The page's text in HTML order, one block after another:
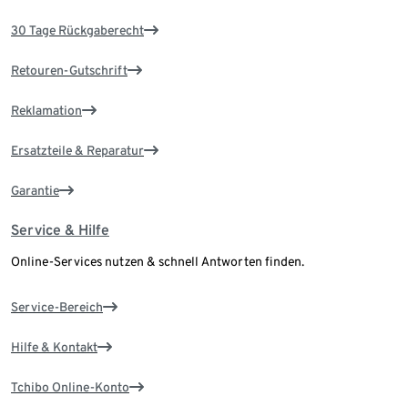
30 Tage Rückgaberecht
Retouren-Gutschrift
Reklamation
Ersatzteile & Reparatur
Garantie
Service & Hilfe
Online-Services nutzen & schnell Antworten finden.
Service-Bereich
Hilfe & Kontakt
Tchibo Online-Konto